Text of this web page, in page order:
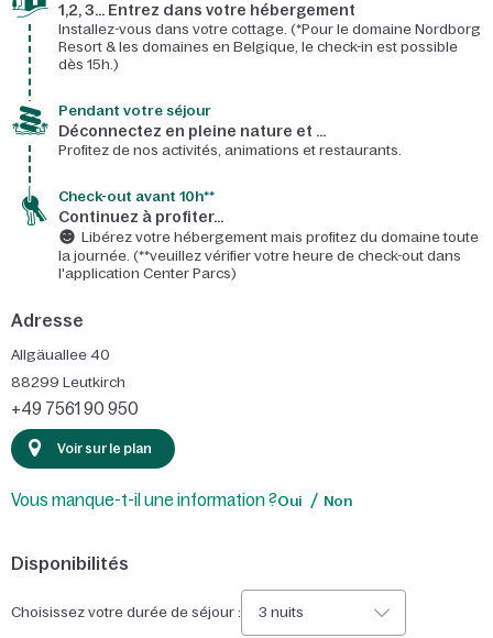
1,2, 3… Entrez dans votre hébergement
Installez-vous dans votre cottage. (*Pour le domaine Nordborg
Resort & les domaines en Belgique, le check-in est possible
dès 15h.)
Pendant votre séjour
Déconnectez en pleine nature et …
Profitez de nos activités, animations et restaurants.
Check-out avant 10h**
Continuez à profiter…
Libérez votre hébergement mais profitez du domaine toute
la journée. (**veuillez vérifier votre heure de check-out dans
l'application Center Parcs)
Adresse
Allgäuallee 40
88299 Leutkirch
+49 7561 90 950
Voir sur le plan
Vous manque-t-il une information ?Oui Non
Disponibilités
Choisissez votre durée de séjour : 3 nuits